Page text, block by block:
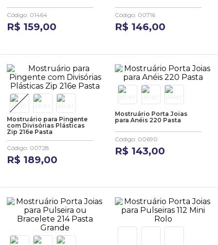
Código: 01464
R$ 159,00
Código: 00716
R$ 146,00
Mostruário para Pingente
com Divisórias Plásticas
Zip 216e Pasta
Código: 00728
R$ 189,00
Mostruário Porta Joias
para Anéis 220 Pasta
Código: 00690
R$ 143,00